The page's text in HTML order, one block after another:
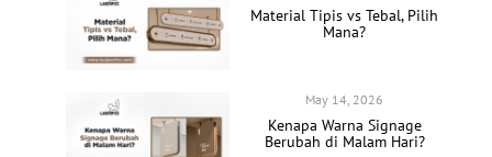
Material Tipis vs Tebal, Pilih
Mana?
May 14, 2026
Kenapa Warna Signage
Berubah di Malam Hari?